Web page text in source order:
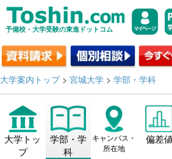
予備校・大学受験の東進ドットコム
大学案内トップ> 宮城大学 > 学部・学科
大学トッ
プ
学部・学
科
キャンパス・
所在地
偏差値